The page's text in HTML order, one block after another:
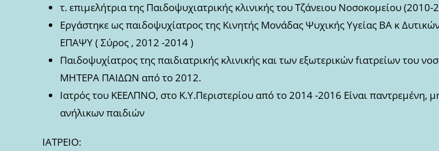
τ. επιμελήτρια της Παιδοψυχιατρικής κλινικής του Τζάνειου Νοσοκομείου (2010-
Εργάστηκε ως παιδοψυχίατρος της Κινητής Μονάδας Ψυχικής Υγείας ΒΑ κ
ΕΠΑΨΥ ( Σύρος , 2012 -2014 )
Παιδοψυχίατρος της παιδιατρικής κλινικής και των εξωτερικών fιατρείων του
ΜΗΤΕΡΑ ΠΑΙΔΩΝ από το 2012.
Iατρός του ΚΕΕΛΠΝΟ, στο Κ.Υ.Περιστερίου από το 2014 -2016 Είναι παντρεμένη,
ανήλικων παιδιών
ΙΑΤΡΕΙΟ: